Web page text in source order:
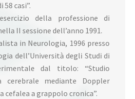
58 casi”.
della professione di
II sessione dell’anno 1991.
in Neurologia, 1996 presso
dell’Università degli Studi di
dal titolo: “Studio
cerebrale mediante Doppler
cefalea a grappolo cronica”.